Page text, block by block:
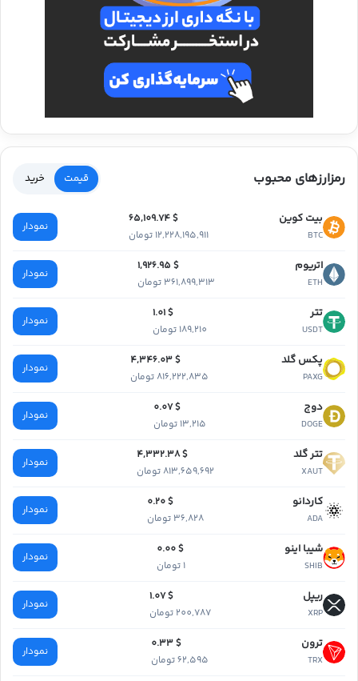
رمزارزهای محبوب قیمت خرید
بیت کوین
BTC
$ 65,109.74
12,228,195,911 تومان
نمودار
اتریوم
ETH
$ 1,926.95
361,899,313 تومان
نمودار
تتر
USDT
$ 1.01
189,210 تومان
نمودار
پکس گلد
PAXG
$ 4,346.03
816,222,835 تومان
نمودار
دوج
DOGE
$ 0.07
13,215 تومان
نمودار
تتر گلد
XAUT
$ 4,332.38
813,659,692 تومان
نمودار
کاردانو
ADA
$ 0.20
36,828 تومان
نمودار
شیبا اینو
SHIB
$ 0.00
1 تومان
نمودار
ریپل
XRP
$ 1.07
200,787 تومان
نمودار
ترون
TRX
$ 0.33
62,595 تومان
نمودار